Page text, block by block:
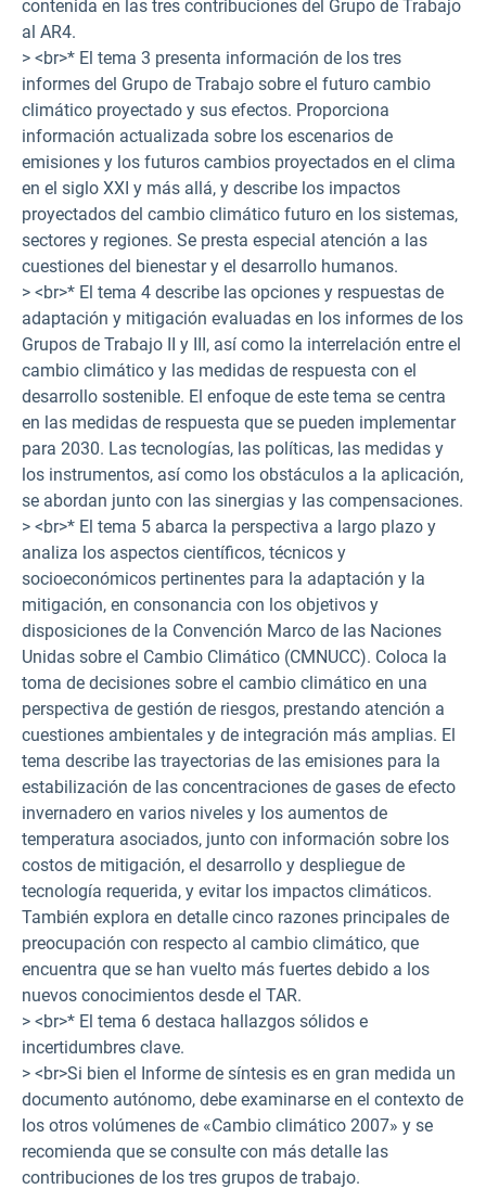
contenida en las tres contribuciones del Grupo de Trabajo
al AR4.
> <br>* El tema 3 presenta información de los tres
informes del Grupo de Trabajo sobre el futuro cambio
climático proyectado y sus efectos. Proporciona
información actualizada sobre los escenarios de
emisiones y los futuros cambios proyectados en el clima
en el siglo XXI y más allá, y describe los impactos
proyectados del cambio climático futuro en los sistemas,
sectores y regiones. Se presta especial atención a las
cuestiones del bienestar y el desarrollo humanos.
> <br>* El tema 4 describe las opciones y respuestas de
adaptación y mitigación evaluadas en los informes de los
Grupos de Trabajo II y III, así como la interrelación entre el
cambio climático y las medidas de respuesta con el
desarrollo sostenible. El enfoque de este tema se centra
en las medidas de respuesta que se pueden implementar
para 2030. Las tecnologías, las políticas, las medidas y
los instrumentos, así como los obstáculos a la aplicación,
se abordan junto con las sinergias y las compensaciones.
> <br>* El tema 5 abarca la perspectiva a largo plazo y
analiza los aspectos científicos, técnicos y
socioeconómicos pertinentes para la adaptación y la
mitigación, en consonancia con los objetivos y
disposiciones de la Convención Marco de las Naciones
Unidas sobre el Cambio Climático (CMNUCC). Coloca la
toma de decisiones sobre el cambio climático en una
perspectiva de gestión de riesgos, prestando atención a
cuestiones ambientales y de integración más amplias. El
tema describe las trayectorias de las emisiones para la
estabilización de las concentraciones de gases de efecto
invernadero en varios niveles y los aumentos de
temperatura asociados, junto con información sobre los
costos de mitigación, el desarrollo y despliegue de
tecnología requerida, y evitar los impactos climáticos.
También explora en detalle cinco razones principales de
preocupación con respecto al cambio climático, que
encuentra que se han vuelto más fuertes debido a los
nuevos conocimientos desde el TAR.
> <br>* El tema 6 destaca hallazgos sólidos e
incertidumbres clave.
> <br>Si bien el Informe de síntesis es en gran medida un
documento autónomo, debe examinarse en el contexto de
los otros volúmenes de «Cambio climático 2007» y se
recomienda que se consulte con más detalle las
contribuciones de los tres grupos de trabajo.